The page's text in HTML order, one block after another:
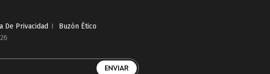
De Privacidad I
Buzón Ético